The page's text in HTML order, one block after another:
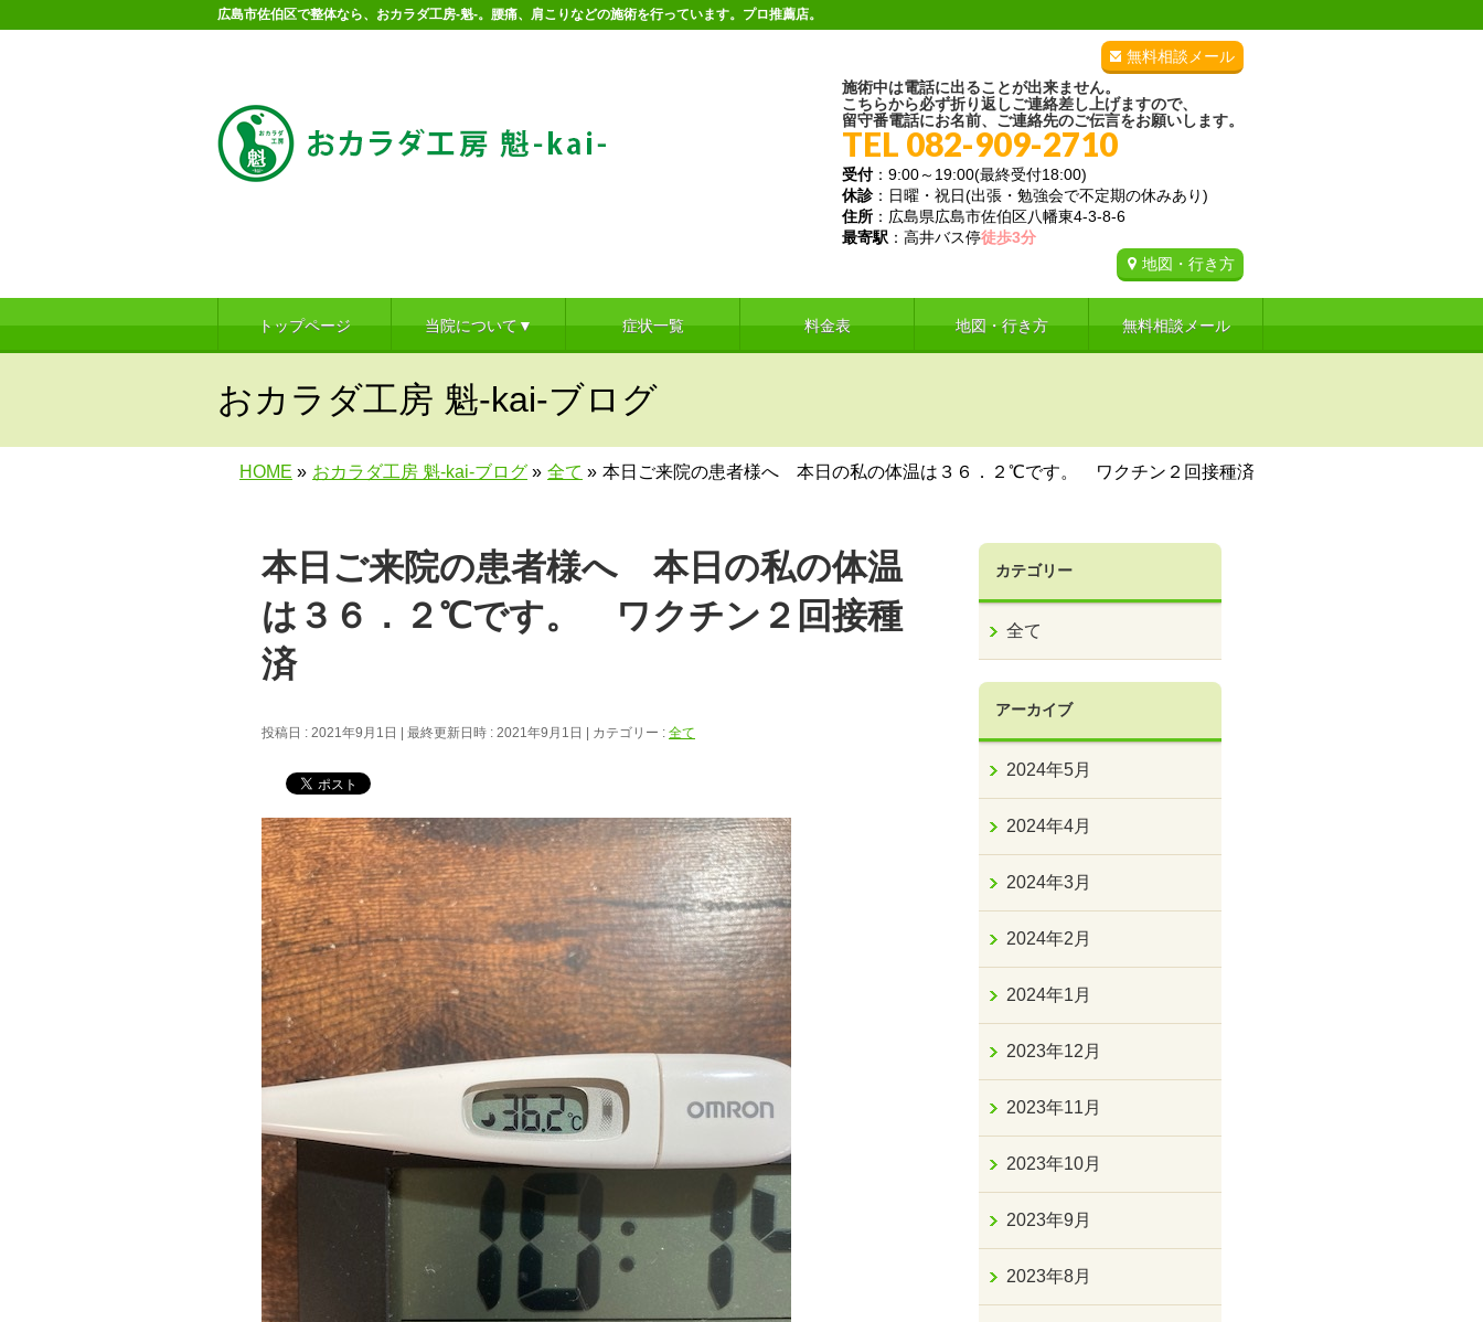
広島市佐伯区で整体なら、おカラダ工房-魁-。腰痛、肩こりなどの施術を行っています。プロ推薦店。
無料相談メール
施術中は電話に出ることが出来ません。
こちらから必ず折り返しご連絡差し上げますので、
留守番電話にお名前、ご連絡先のご伝言をお願いします。
TEL 082-909-2710
受付：9:00～19:00(最終受付18:00)
休診：日曜・祝日(出張・勉強会で不定期の休みあり)
住所 ：広島県広島市佐伯区八幡東4-3-8-6
最寄駅 ：高井バス停徒歩3分
地図・行き方
トップページ 当院について▼ 症状一覧 料金表 地図・行き方 無料相談メール
おカラダ工房 魁-kai-ブログ
HOME » おカラダ工房 魁-kai-ブログ » 全て » 本日ご来院の患者様へ 本日の私の体温は３６．２℃です。 ワクチン２回接種済
本日ご来院の患者様へ 本日の私の体温
は３６．２℃です。 ワクチン２回接種
済
投稿日 : 2021年9月1日 最終更新日時 : 2021年9月1日 カテゴリー : 全て
カテゴリー
全て
アーカイブ
2024年5月
2024年4月
2024年3月
2024年2月
2024年1月
2023年12月
2023年11月
2023年10月
2023年9月
2023年8月